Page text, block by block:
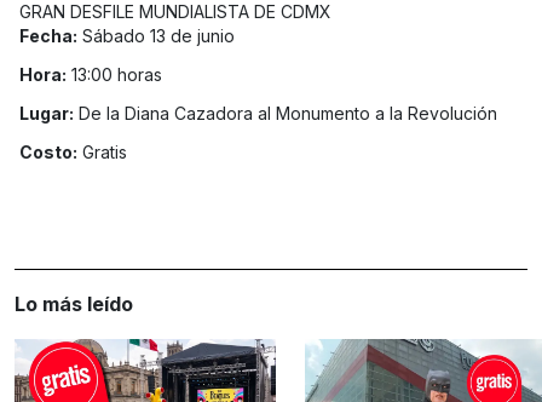
GRAN DESFILE MUNDIALISTA DE CDMX
Fecha: Sábado 13 de junio
Hora: 13:00 horas
Lugar: De la Diana Cazadora al Monumento a la Revolución
Costo: Gratis
Lo más leído